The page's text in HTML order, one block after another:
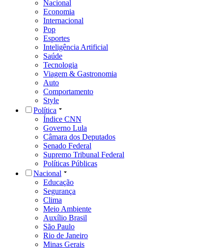
Nacional
Economia
Internacional
Pop
Esportes
Inteligência Artificial
Saúde
Tecnologia
Viagem & Gastronomia
Auto
Comportamento
Style
Política
Índice CNN
Governo Lula
Câmara dos Deputados
Senado Federal
Supremo Tribunal Federal
Políticas Públicas
Nacional
Educação
Segurança
Clima
Meio Ambiente
Auxílio Brasil
São Paulo
Rio de Janeiro
Minas Gerais